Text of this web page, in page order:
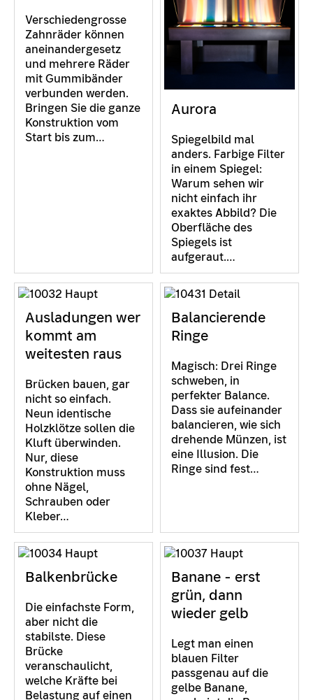
Verschiedengrosse
Zahnräder können
aneinandergesetz
und mehrere Räder
mit Gummibänder
verbunden werden.
Bringen Sie die ganze
Konstruktion vom
Start bis zum…
Aurora
Spiegelbild mal
anders. Farbige Filter
in einem Spiegel:
Warum sehen wir
nicht einfach ihr
exaktes Abbild? Die
Oberfläche des
Spiegels ist
aufgeraut.…
Ausladungen wer
kommt am
weitesten raus
Brücken bauen, gar
nicht so einfach.
Neun identische
Holzklötze sollen die
Kluft überwinden.
Nur, diese
Konstruktion muss
ohne Nägel,
Schrauben oder
Kleber…
Balancierende
Ringe
Magisch: Drei Ringe
schweben, in
perfekter Balance.
Dass sie aufeinander
balancieren, wie sich
drehende Münzen, ist
eine Illusion. Die
Ringe sind fest…
Balkenbrücke
Die einfachste Form,
aber nicht die
stabilste. Diese
Brücke
veranschaulicht,
welche Kräfte bei
Belastung auf einen
Banane - erst
grün, dann
wieder gelb
Legt man einen
blauen Filter
passgenau auf die
gelbe Banane,